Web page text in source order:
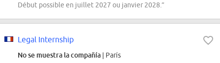
Début possible en juillet 2027 ou janvier 2028.”
Legal Internship
No se muestra la compañía | París